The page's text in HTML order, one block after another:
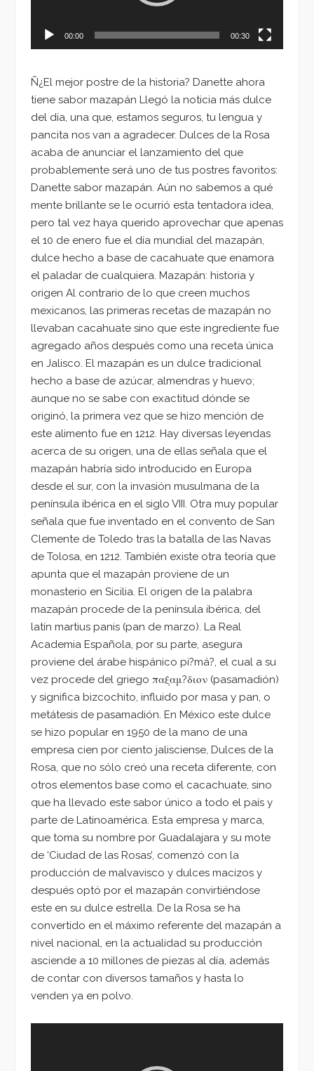
00:00 00:30
Ñ¿El mejor postre de la historia? Danette ahora
tiene sabor mazapán Llegó la noticia más dulce
del día, una que, estamos seguros, tu lengua y
pancita nos van a agradecer. Dulces de la Rosa
acaba de anunciar el lanzamiento del que
probablemente será uno de tus postres favoritos:
Danette sabor mazapán. Aún no sabemos a qué
mente brillante se le ocurrió esta tentadora idea,
pero tal vez haya querido aprovechar que apenas
el 10 de enero fue el día mundial del mazapán,
dulce hecho a base de cacahuate que enamora
el paladar de cualquiera. Mazapán: historia y
origen Al contrario de lo que creen muchos
mexicanos, las primeras recetas de mazapán no
llevaban cacahuate sino que este ingrediente fue
agregado años después como una receta única
en Jalisco. El mazapán es un dulce tradicional
hecho a base de azúcar, almendras y huevo;
aunque no se sabe con exactitud dónde se
originó, la primera vez que se hizo mención de
este alimento fue en 1212. Hay diversas leyendas
acerca de su origen, una de ellas señala que el
mazapán habría sido introducido en Europa
desde el sur, con la invasión musulmana de la
península ibérica en el siglo VIII. Otra muy popular
señala que fue inventado en el convento de San
Clemente de Toledo tras la batalla de las Navas
de Tolosa, en 1212. También existe otra teoría que
apunta que el mazapán proviene de un
monasterio en Sicilia. El origen de la palabra
mazapán procede de la península ibérica, del
latín martius panis (pan de marzo). La Real
Academia Española, por su parte, asegura
proviene del árabe hispánico pi?má?, el cual a su
vez procede del griego παξαμ?διον (pasamadión)
y significa bizcochito, influido por masa y pan, o
metátesis de pasamadión. En México este dulce
se hizo popular en 1950 de la mano de una
empresa cien por ciento jalisciense, Dulces de la
Rosa, que no sólo creó una receta diferente, con
otros elementos base como el cacachuate, sino
que ha llevado este sabor único a todo el país y
parte de Latinoamérica. Esta empresa y marca,
que toma su nombre por Guadalajara y su mote
de ‘Ciudad de las Rosas’, comenzó con la
producción de malvavisco y dulces macizos y
después optó por el mazapán convirtiéndose
este en su dulce estrella. De la Rosa se ha
convertido en el máximo referente del mazapán a
nivel nacional, en la actualidad su producción
asciende a 10 millones de piezas al día, además
de contar con diversos tamaños y hasta lo
venden ya en polvo.